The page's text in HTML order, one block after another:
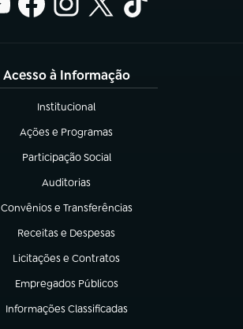
Acesso à Informação
Institucional
(abre em nova aba)
Ações e Programas
(abre em nova aba)
Participação Social
(abre em nova aba)
Auditorias
(abre em nova aba)
Convênios e Transferências
(abre em nova aba)
Receitas e Despesas
(abre em nova aba)
Licitações e Contratos
(abre em nova aba)
Empregados Públicos
(abre em nova aba)
Informações Classificadas
(abre em nova aba)